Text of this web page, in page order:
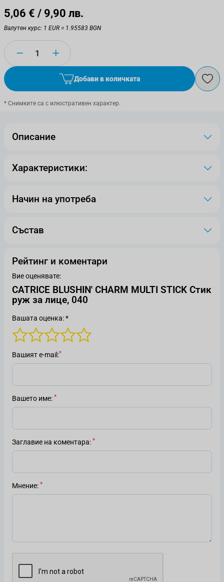
5,06 € / 9,90 лв.
Валутен курс: 1 EUR = 1.95583 BGN
Количество
Добави в количката
* Снимките са с илюстративен характер.
Описание
Характеристики:
Начин на употреба
Състав
Рейтинг и коментари
Вие оценявате:
CATRICE BLUSHIN' CHARM MULTI STICK Стик
руж за лице, 040
Вашата оценка: *
Вашият е-mail
Вашето име
Заглавие на коментара
Мнение